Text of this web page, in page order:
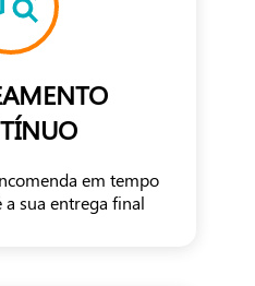
em tempo
sua entrega final